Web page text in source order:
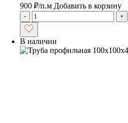
900 ₽/п.м Добавить в корзину
- +
В наличии